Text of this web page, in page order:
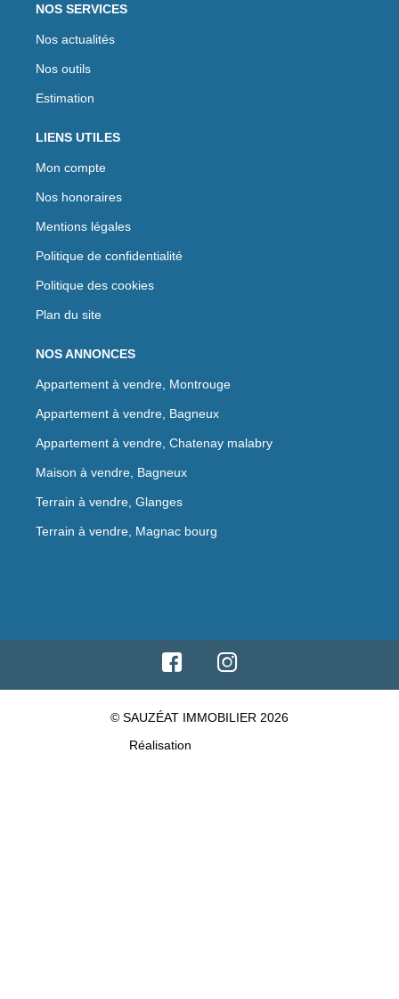
NOS SERVICES
Nos actualités
Nos outils
Estimation
LIENS UTILES
Mon compte
Nos honoraires
Mentions légales
Politique de confidentialité
Politique des cookies
Plan du site
NOS ANNONCES
Appartement à vendre, Montrouge
Appartement à vendre, Bagneux
Appartement à vendre, Chatenay malabry
Maison à vendre, Bagneux
Terrain à vendre, Glanges
Terrain à vendre, Magnac bourg
© SAUZÉAT IMMOBILIER 2026
Réalisation